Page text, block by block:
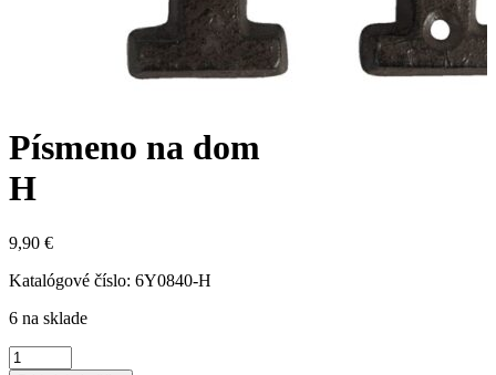
Písmeno na dom
H
9,90 €
Katalógové číslo: 6Y0840-H
6 na sklade